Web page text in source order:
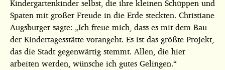
Spaten mit großer Freude in die Erde steckten. Christiane
Augsburger sagte: „Ich freue mich, dass es mit dem Bau
der Kindertagesstätte vorangeht. Es ist das größteProjekt,
das die Stadt gegenwärtig stemmt. Allen, die hier
arbeiten werden, wünsche ich gutes Gelingen.“